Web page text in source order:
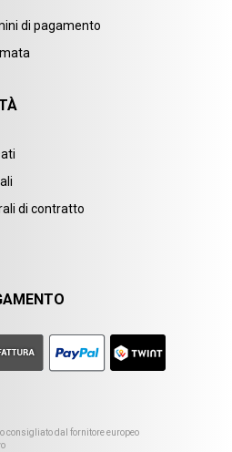
di pagamento
di contratto
consigliato dal fornitore europeo